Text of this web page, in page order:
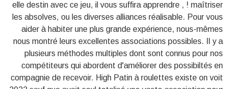
elle destin avec ce jeu, il vous suffira apprendre , ! maîtriser
les absolves, ou les diverses alliances réalisable. Pour vous
aider à habiter une plus grande expérience, nous-mêmes
nous montré leurs excellentes associations possibles.
Il y a
plusieurs méthodes multiples dont sont connus pour nos
compétiteurs qui abordent d'améliorer des possibiltés en
compagnie de recevoir. High Patin à roulettes existe on voit